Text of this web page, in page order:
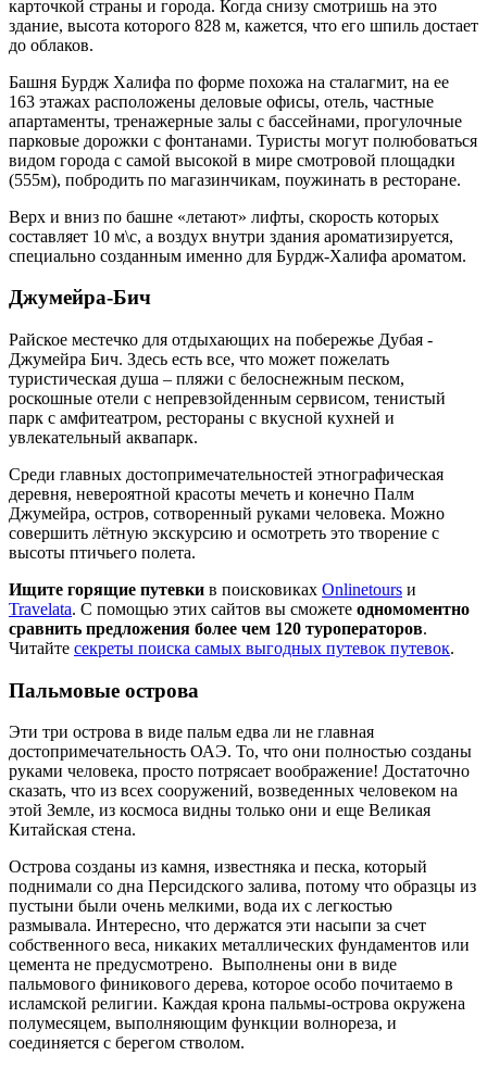
карточкой страны и города. Когда снизу смотришь на это
здание, высота которого 828 м, кажется, что его шпиль достает
до облаков.
Башня Бурдж Халифа по форме похожа на сталагмит, на ее
163 этажах расположены деловые офисы, отель, частные
апартаменты, тренажерные залы с бассейнами, прогулочные
парковые дорожки с фонтанами. Туристы могут полюбоваться
видом города с самой высокой в мире смотровой площадки
(555м), побродить по магазинчикам, поужинать в ресторане.
Верх и вниз по башне «летают» лифты, скорость которых
составляет 10 м\с, а воздух внутри здания ароматизируется,
специально созданным именно для Бурдж-Халифа ароматом.
Джумейра-Бич
Райское местечко для отдыхающих на побережье Дубая -
Джумейра Бич. Здесь есть все, что может пожелать
туристическая душа – пляжи с белоснежным песком,
роскошные отели с непревзойденным сервисом, тенистый
парк с амфитеатром, рестораны с вкусной кухней и
увлекательный аквапарк.
Среди главных достопримечательностей этнографическая
деревня, невероятной красоты мечеть и конечно Палм
Джумейра, остров, сотворенный руками человека. Можно
совершить лётную экскурсию и осмотреть это творение с
высоты птичьего полета.
Ищите горящие путевки в поисковиках Onlinetours и
Travelata. С помощью этих сайтов вы сможете одномоментно
сравнить предложения более чем 120 туроператоров.
Читайте секреты поиска самых выгодных путевок путевок.
Пальмовые острова
Эти три острова в виде пальм едва ли не главная
достопримечательность ОАЭ. То, что они полностью созданы
руками человека, просто потрясает воображение! Достаточно
сказать, что из всех сооружений, возведенных человеком на
этой Земле, из космоса видны только они и еще Великая
Китайская стена.
Острова созданы из камня, известняка и песка, который
поднимали со дна Персидского залива, потому что образцы из
пустыни были очень мелкими, вода их с легкостью
размывала. Интересно, что держатся эти насыпи за счет
собственного веса, никаких металлических фундаментов или
цемента не предусмотрено. Выполнены они в виде
пальмового финикового дерева, которое особо почитаемо в
исламской религии. Каждая крона пальмы-острова окружена
полумесяцем, выполняющим функции волнореза, и
соединяется с берегом стволом.